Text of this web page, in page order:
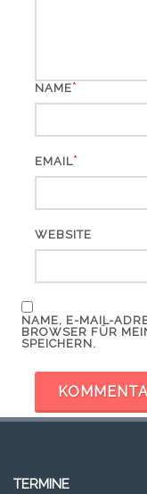
NAME*
EMAIL*
WEBSITE
NAME, E-MAIL-
BROWSER FÜR
SPEICHERN.
TERMINE